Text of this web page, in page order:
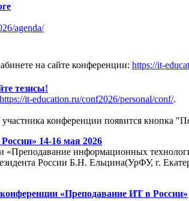
agenda/
на сайте конференции: https://it-
тезисы!
https://it-education.ru/conf2026/personal/conf/.
конференции появится кнопка
14-16 мая 2026
информационных
России Б.Н. Ельцина(УрФУ, г.
«Преподавание ИТ в России»